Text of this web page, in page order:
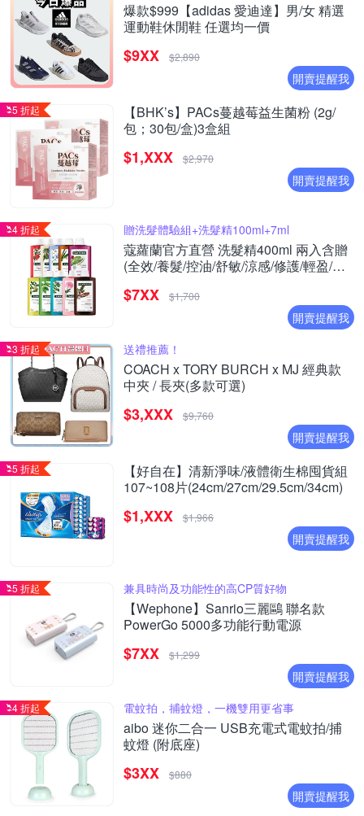
爆款$999【adidas 愛迪達】男/女 精選
運動鞋休閒鞋 任選均一價
$9XX $2,890
開賣提醒我
5 折起
【BHK’s】PACs蔓越莓益生菌粉 (2g/
包；30包/盒)3盒組
$1,XXX $2,970
開賣提醒我
4 折起 贈洗髮體驗組+洗髮精100ml+7ml
蔻蘿蘭官方直營 洗髮精400ml 兩入含贈
(全效/養髮/控油/舒敏/涼感/修護/輕盈/護
$7XX $1,700
開賣提醒我
3 折起 送禮推薦！
COACH x TORY BURCH x MJ 經典款
中夾 / 長夾(多款可選)
$3,XXX $9,760
開賣提醒我
5 折起
【好自在】清新淨味/液體衛生棉囤貨組
107~108片(24cm/27cm/29.5cm/34cm)
$1,XXX $1,966
開賣提醒我
5 折起 兼具時尚及功能性的高CP質好物
【Wephone】Sanrio三麗鷗 聯名款
PowerGo 5000多功能行動電源
$7XX $1,299
開賣提醒我
4 折起 電蚊拍，捕蚊燈，一機雙用更省事
aibo 迷你二合一 USB充電式電蚊拍/捕
蚊燈 (附底座)
$3XX $880
開賣提醒我